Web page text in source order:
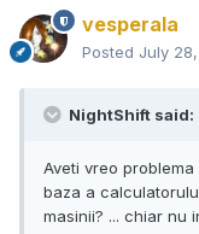
vesperala
Posted July
NightShift said:
Aveti vreo
baza a
masinii? ... chiar nu